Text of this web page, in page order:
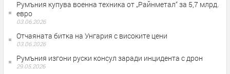
Румъния купува военна техника от „Райнметал“ за 5,7 млрд.
евро
03.06.2026
Отчаяната битка на Унгария с високите цени
03.06.2026
Румъния изгони руски консул заради инцидента с дрон
29.05.2026